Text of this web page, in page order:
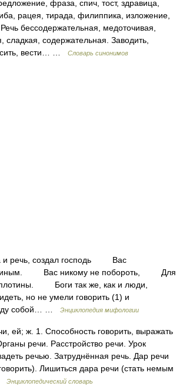
фраза, спич, тост, здравица,
рацея, тирада, филиппика, изложение,
бессодержательная, медоточивая,
сладкая, содержательная. Заводить,
вести… …
Словарь синонимов
создал господь Вас
Вас никому не побороть, Для
плотины. Боги так же, как и люди,
но не умели говорить (1) и
собой… …
Энциклопедия мифологии
ей; ж. 1. Способность говорить, выражать
речи. Расстройство речи. Урок
речью. Затруднённая речь. Дар речи
Лишиться дара речи (стать немым
Энциклопедический словарь